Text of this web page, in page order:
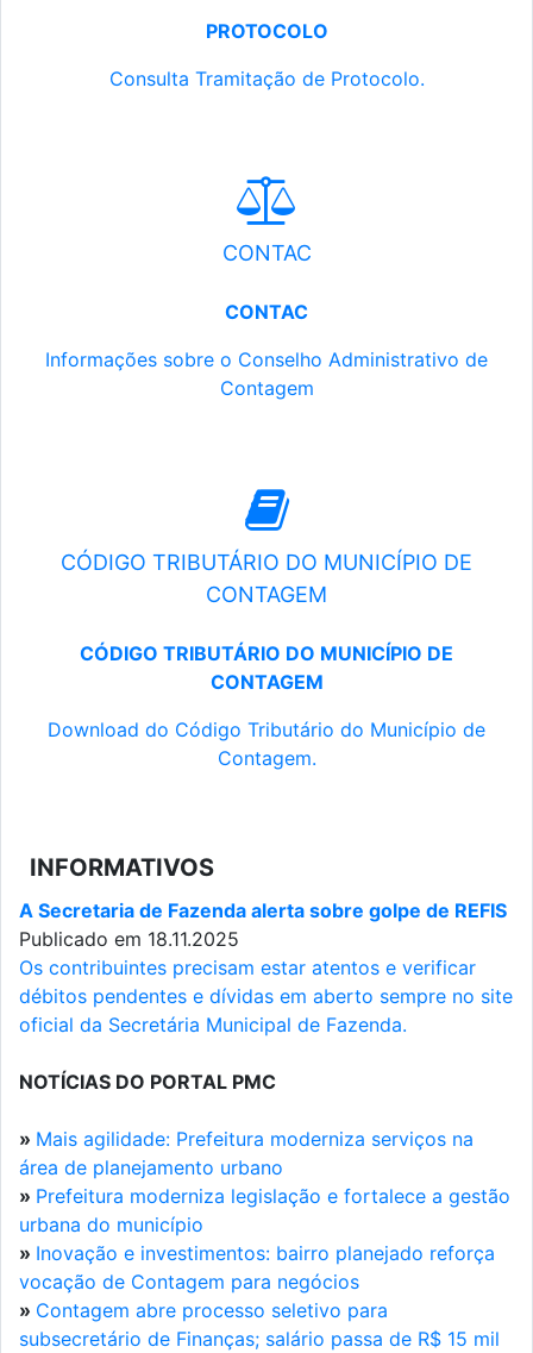
PROTOCOLO
Consulta Tramitação de Protocolo.
CONTAC
CONTAC
Informações sobre o Conselho Administrativo de
Contagem
CÓDIGO TRIBUTÁRIO DO MUNICÍPIO DE
CONTAGEM
CÓDIGO TRIBUTÁRIO DO MUNICÍPIO DE
CONTAGEM
Download do Código Tributário do Município de
Contagem.
INFORMATIVOS
A Secretaria de Fazenda alerta sobre golpe de REFIS
Publicado em 18.11.2025
Os contribuintes precisam estar atentos e verificar
débitos pendentes e dívidas em aberto sempre no site
oficial da Secretária Municipal de Fazenda.
NOTÍCIAS DO PORTAL PMC
» Mais agilidade: Prefeitura moderniza serviços na
área de planejamento urbano
» Prefeitura moderniza legislação e fortalece a gestão
urbana do município
» Inovação e investimentos: bairro planejado reforça
vocação de Contagem para negócios
» Contagem abre processo seletivo para
subsecretário de Finanças; salário passa de R$ 15 mil